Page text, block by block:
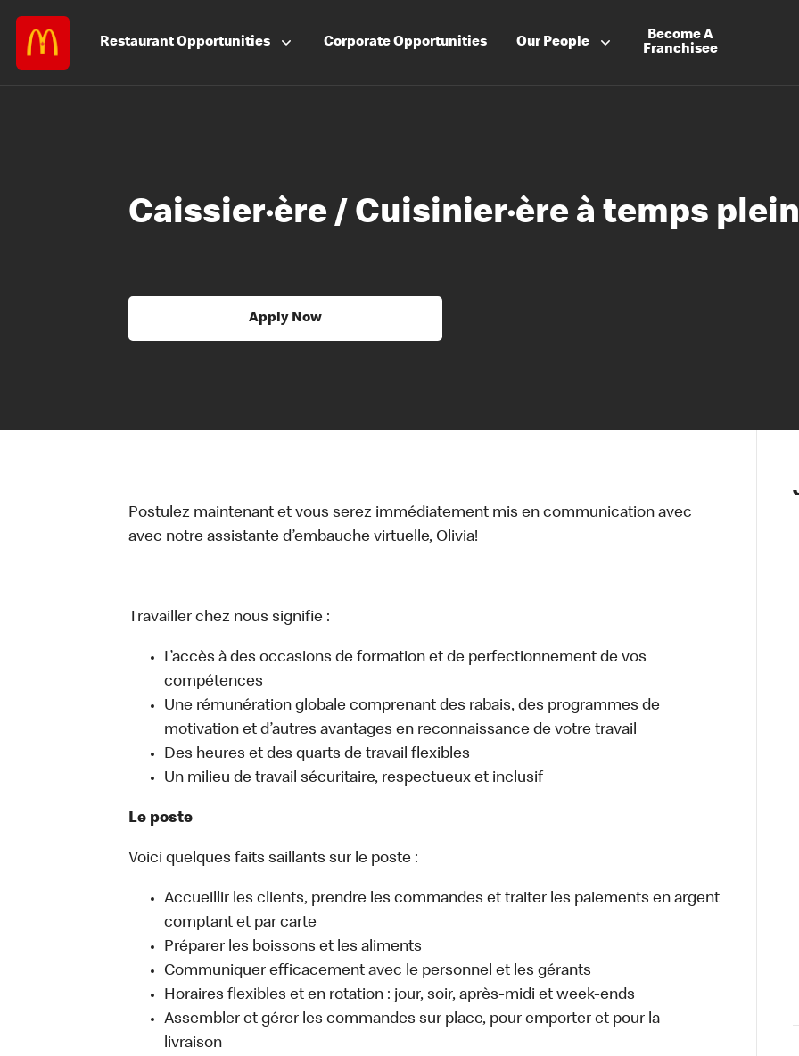
RestaurantOpportunities CorporateOpportunities Our People
Become A
Franchisee
Caissier·ère / Cuisinier·ère à temps
Apply Now
Postulez maintenant et vous serez immédiatement mis en communication avec
avec notre assistante d’embauche virtuelle, Olivia!
Travailler chez nous signifie :
L’accès à des occasions de formation et de perfectionnement de vos
compétences
Une rémunération globale comprenant des rabais, des programmes de
motivation et d’autres avantages en reconnaissance de votre travail
Des heures et des quarts de travail flexibles
Un milieu de travail sécuritaire, respectueux et inclusif
Le poste
Voici quelques faits saillants sur le poste :
Accueillir les clients, prendre les commandes et traiter les paiements en argent
comptant et par carte
Préparer les boissons et les aliments
Communiquer efficacement avec le personnel et les gérants
Horaires flexibles et en rotation : jour, soir, après-midi et week-ends
Assembler et gérer les commandes sur place, pour emporter et pour la
livraison